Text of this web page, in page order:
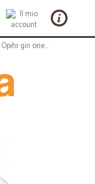
Opihr gin oriental spiced cl.70